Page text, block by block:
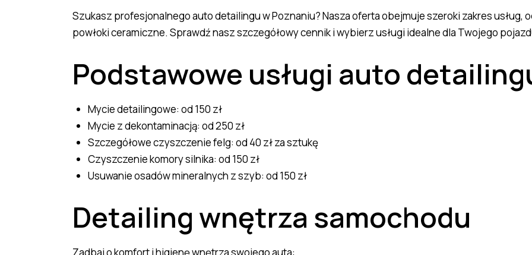
Szukasz profesjonalnego auto detailingu w Poznaniu? Nasza oferta obejmuje szeroki zakres usług,
powłoki ceramiczne. Sprawdź nasz szczegółowy cennik i wybierz usługi idealne dla Twojego
Podstawowe usługi auto
Mycie detailingowe: od 150 zł
Mycie z dekontaminacją: od 250 zł
Szczegółowe czyszczenie felg: od 40 zł za sztukę
Czyszczenie komory silnika: od 150 zł
Usuwanie osadów mineralnych z szyb: od 150 zł
Detailing wnętrza samochodu